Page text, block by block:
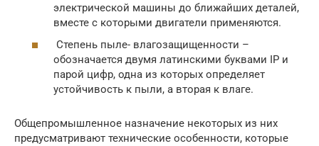
электрической машины до ближайших деталей,
вместе с которыми двигатели применяются.
Степень пыле- влагозащищенности –
обозначается двумя латинскими буквами IP и
парой цифр, одна из которых определяет
устойчивость к пыли, а вторая к влаге.
Общепромышленное назначение некоторых из них
предусматривают технические особенности, которые